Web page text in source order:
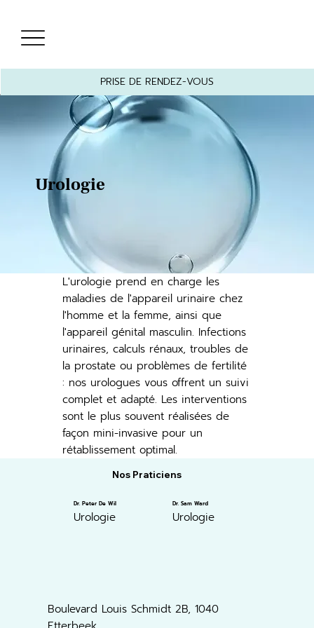
PRISE DE RENDEZ-VOUS
Urologie
L'urologie prend en charge les
maladies de l'appareil urinaire chez
l'homme et la femme, ainsi que
l'appareil génital masculin. Infections
urinaires, calculs rénaux, troubles de
la prostate ou problèmes de fertilité
: nos urologues vous offrent un suivi
complet et adapté. Les interventions
sont le plus souvent réalisées de
façon mini-invasive pour un
rétablissement optimal.
Dr. Peter De Wil
Urologie
Nos Praticiens
Dr. Sam Ward
Urologie
Boulevard Louis Schmidt 2B, 1040